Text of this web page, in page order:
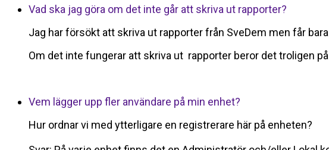
Vad ska jag göra om det inte går att skriva ut rapporter?
Jag har försökt att skriva ut rapporter från SveDem men får
Om det inte fungerar att skriva ut rapporter beror det troligen
Vem lägger upp fler användare på min enhet?
Hur ordnar vi med ytterligare en registrerare här på enheten?